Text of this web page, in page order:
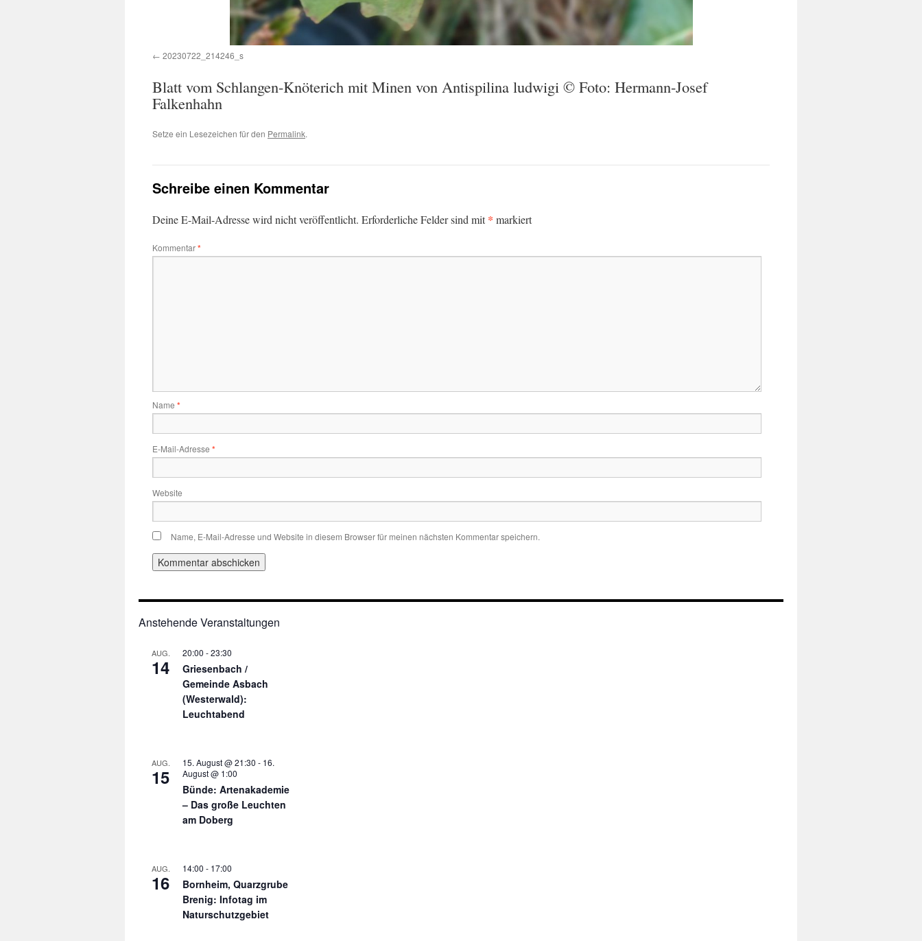
20230722_214246_s
Blatt vom Schlangen-Knöterich mit Minen von Antispilina ludwigi © Foto: Hermann-Josef
Falkenhahn
Setze ein Lesezeichen für den Permalink.
Schreibe einen Kommentar
Deine E-Mail-Adresse wird nicht veröffentlicht. Erforderliche Felder sind mit* markiert
Kommentar*
Name *
E-Mail-Adresse *
Website
Name, E-Mail-Adresse und Website in diesem Browser für meinen nächsten Kommentar speichern.
Anstehende Veranstaltungen
AUG.
14
20:00 -23:30
Griesenbach /
Gemeinde Asbach
(Westerwald):
Leuchtabend
AUG.
15
15. August @ 21:30 - 16.
August @ 1:00
Bünde: Artenakademie
– Das große Leuchten
am Doberg
AUG.
16
14:00 - 17:00
Bornheim, Quarzgrube
Brenig: Infotag im
Naturschutzgebiet